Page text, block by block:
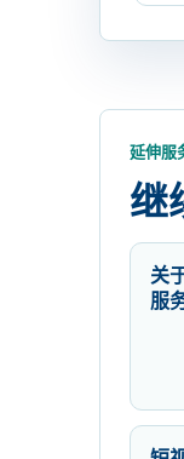
延伸服
继
关
服